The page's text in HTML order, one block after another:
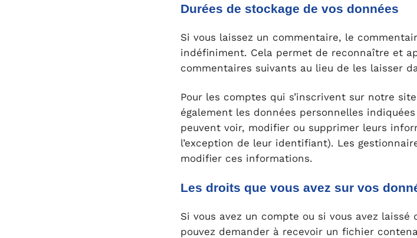
Durées de stockage de vos données
Si vous laissez un commentaire, le
indéfiniment. Cela permet de reconnaître et
commentaires suivants au lieu de les laisser
Pour les comptes qui s’inscrivent sur notre
également les données personnelles
peuvent voir, modifier ou supprimer leurs
l’exception de leur identifiant). Les
modifier ces informations.
Les droits que vous avez sur vos
Si vous avez un compte ou si vous avez
pouvez demander à recevoir un fichier